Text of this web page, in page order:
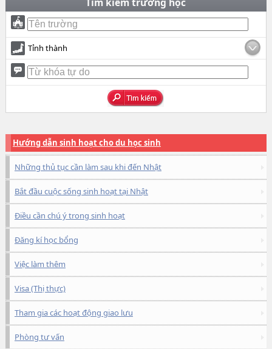
Tỉnh thành
Hướng dẫn sinh hoạt cho du học sinh
Những thủ tục cần làm sau khi đến Nhật
Bắt đầu cuộc sống sinh hoạt tại Nhật
Điều cần chú ý trong sinh hoạt
Đăng kí học bổng
Việc làm thêm
Visa (Thị thực)
Tham gia các hoạt động giao lưu
Phòng tư vấn